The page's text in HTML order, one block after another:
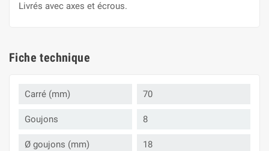
Livrés avec axes et écrous.
Fiche technique
Carré (mm) 70
Goujons 8
Ø goujons (mm) 18